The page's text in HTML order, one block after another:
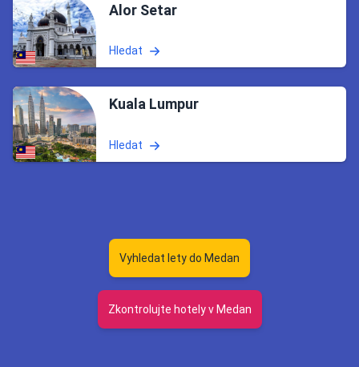
Alor Setar
Hledat
Kuala Lumpur
Hledat
Vyhledat lety do Medan
Zkontrolujte hotely v Medan